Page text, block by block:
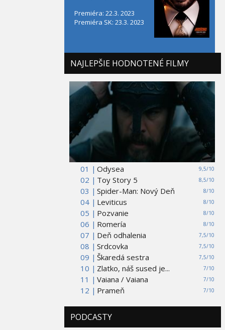
Premiéra: 22.3. 2023
Premiéra SK: 23.3. 2023
NAJLEPŠIE HODNOTENÉ FILMY
01 | 9,5/10
Odysea
02 |
8,5/10
Toy Story 5
03 |
8/10
Spider-Man: Nový Deň
04 |
8/10
Leviticus
05 |
8/10
Pozvanie
06 |
8/10
Romería
07 |
7,5/10
Deň odhalenia
08 |
7,5/10
Srdcovka
09 |
7,5/10
Škaredá sestra
10 |
7/10
Zlatko, náš sused je...
11 |
7/10
Vaiana / Vaiana
12 |
7/10
Prameň
PODCASTY